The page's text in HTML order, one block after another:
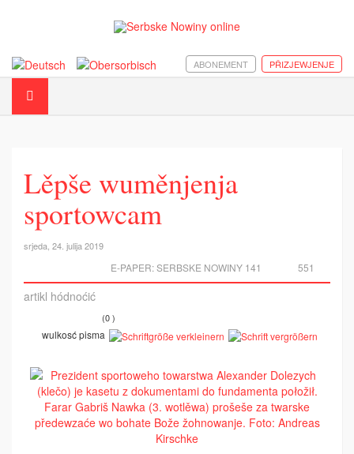
PŘIZJEWJENJE
ABONEMENT
Lěpše wuměnjenja
sportowcam
srjeda, 24. julija 2019
551
E-PAPER:SERBSKE NOWINY 141
artikl hódnoćić
(0 )
wulkosć pisma